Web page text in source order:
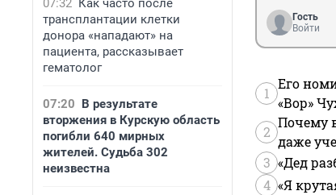
07:32 Как часто после
трансплантации клетки
донора «нападают» на
пациента, рассказывает
гематолог
07:20 В результате
вторжения в Курскую область
погибли 640 мирных
жителей. Судьба 302
неизвестна
Гость
Войти
1
Его
«Вор»
2
Почему
даже
3 «Дед
4 «Я